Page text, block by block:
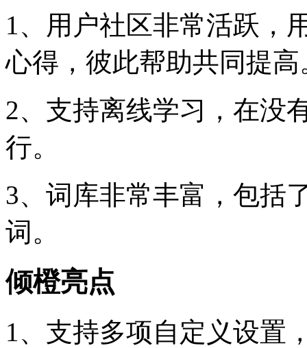
1、用户社区非常活跃，
心得，彼此帮助共同提高
2、支持离线学习，在没
行。
3、词库非常丰富，包括
词。
倾橙亮点
1、支持多项自定义设置